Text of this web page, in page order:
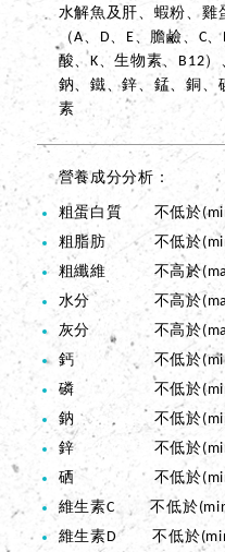
水解魚及肝、蝦粉、雞
（A、D、E、膽鹼、C
酸、K、生物素、B12
鈉、鐵、鋅、錳、銅、
素
營養成分分析
粗蛋白質 不低於
粗脂肪 不低於
粗纖維 不高於
水分 不高於
灰分 不高於
鈣 不低於
磷 不低於
鈉 不低於
鋅 不低於
硒 不低於
維生素C 不低於
維生素D 不低於